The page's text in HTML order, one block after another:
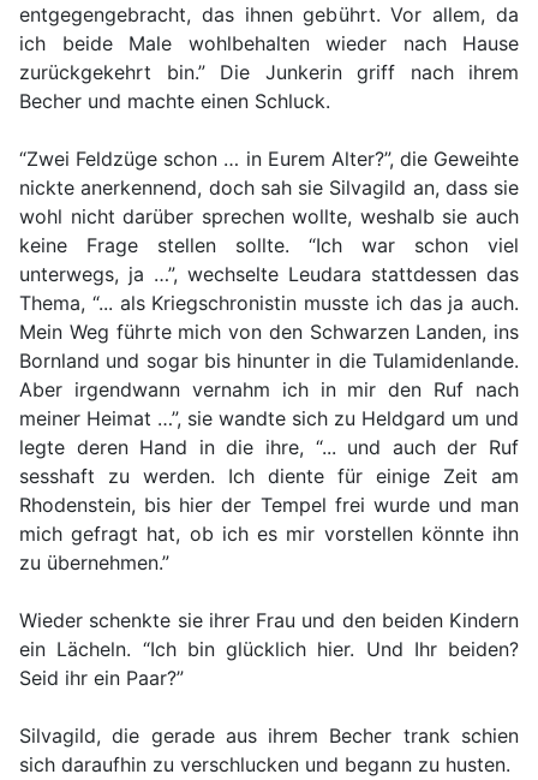
entgegengebracht, das ihnen gebührt. Vor allem, da
ich beide Male wohlbehalten wieder nach Hause
zurückgekehrt bin.” Die Junkerin griff nach ihrem
Becher und machte einen Schluck.
“Zwei Feldzüge schon … in Eurem Alter?”, die Geweihte
nickte anerkennend, doch sah sie Silvagild an, dass sie
wohl nicht darüber sprechen wollte, weshalb sie auch
keine Frage stellen sollte. “Ich war schon viel
unterwegs, ja …”, wechselte Leudara stattdessen das
Thema, “... als Kriegschronistin musste ich das ja auch.
Mein Weg führte mich von den Schwarzen Landen, ins
Bornland und sogar bis hinunter in die Tulamidenlande.
Aber irgendwann vernahm ich in mir den Ruf nach
meiner Heimat …”, sie wandte sich zu Heldgard um und
legte deren Hand in die ihre, “... und auch der Ruf
sesshaft zu werden. Ich diente für einige Zeit am
Rhodenstein, bis hier der Tempel frei wurde und man
mich gefragt hat, ob ich es mir vorstellen könnte ihn
zu übernehmen.”
Wieder schenkte sie ihrer Frau und den beiden Kindern
ein Lächeln. “Ich bin glücklich hier. Und Ihr beiden?
Seid ihr ein Paar?”
Silvagild, die gerade aus ihrem Becher trank schien
sich daraufhin zu verschlucken und begann zu husten.